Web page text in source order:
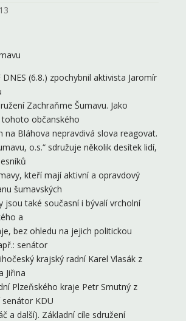
(6.8.) zpochybnil aktivista Jaromír
Zachraňme Šumavu. Jako
tohoto občanského
na Bláhova nepravdivá slova reagovat.
o.s.“ sdružuje několik desítek lidí,
kteří mají aktivní a opravdový
šumavských
jsou také současní i bývalí vrcholní
a
bez ohledu na jejich politickou
senátor
krajský radní Karel Vlasák z
Jiřina
Plzeňského kraje Petr Smutný z
senátor KDU
a další). Základní cíle sdružení